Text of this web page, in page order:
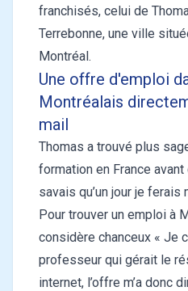
franchisés, celui de
Terrebonne, une ville
Montréal.
Une offre d'emploi
Montréalais
mail
Thomas a trouvé plus
formation en France
savais qu’un jour je ferais
Pour trouver un emploi à
considère chanceux « Je
professeur qui gérait le
internet, l’offre m’a donc